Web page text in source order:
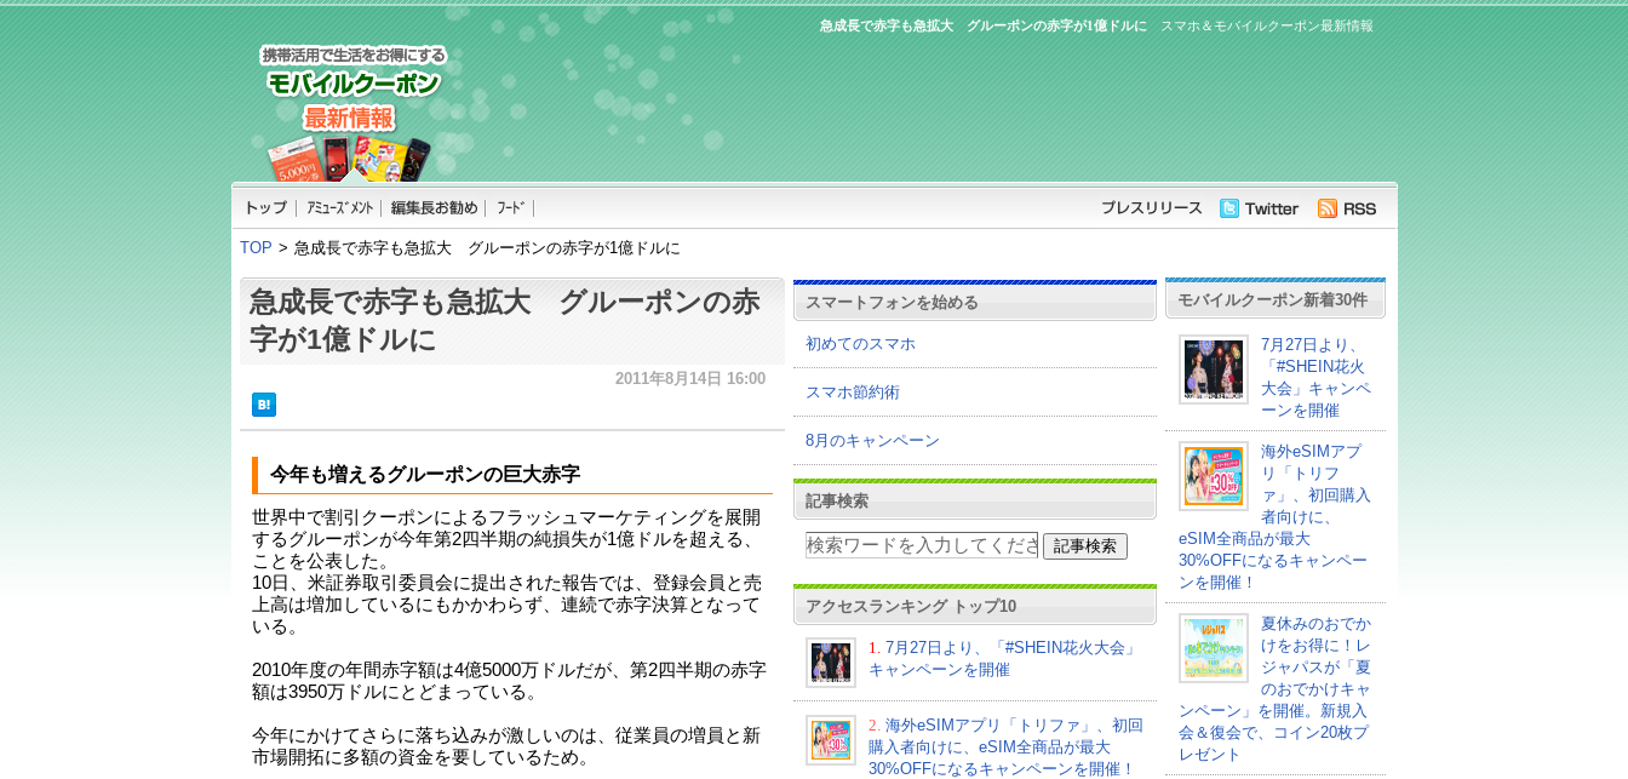
スマホ＆モバイルクーポン最新情報
急成長で赤字も急拡大 グルーポンの赤字が1億ドルに
TOP > 急成長で赤字も急拡大 グルーポンの赤字が1億ドルに
急成長で赤字も急拡大 グルーポンの赤
字が1億ドルに
2011年8月14日 16:00
今年も増えるグルーポンの巨大赤字
世界中で割引クーポンによるフラッシュマーケティングを展開
するグルーポンが今年第2四半期の純損失が1億ドルを超える、
ことを公表した。
10日、米証券取引委員会に提出された報告では、登録会員と売
上高は増加しているにもかかわらず、連続で赤字決算となって
いる。
2010年度の年間赤字額は4億5000万ドルだが、第2四半期の赤字
額は3950万ドルにとどまっている。
今年にかけてさらに落ち込みが激しいのは、従業員の増員と新
市場開拓に多額の資金を要しているため。
スマートフォンを始める
初めてのスマホ
スマホ節約術
8月のキャンペーン
記事検索
アクセスランキング トップ10
1.
7月27日より、「#SHEIN花火大会」
キャンペーンを開催
2. 海外eSIMアプリ「トリファ」、初回
購入者向けに、eSIM全商品が最大
30%OFFになるキャンペーンを開催！
モバイルクーポン新着30件
7月27日より、
「#SHEIN花火
大会」キャンペ
ーンを開催
海外eSIMアプ
リ「トリフ
ァ」、初回購入
者向けに、
eSIM全商品が最大
30%OFFになるキャンペー
ンを開催！
夏休みのおでか
けをお得に！レ
ジャパスが「夏
のおでかけキャ
ンペーン」を開催。新規入
会＆復会で、コイン20枚プ
レゼント